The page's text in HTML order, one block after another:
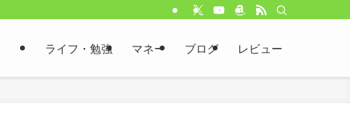
ライフ・勉強 マネー ブログ レビュー